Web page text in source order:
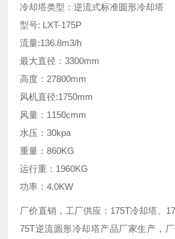
冷却塔类型：逆流式标准圆形冷却塔
型号: LXT-175P
流量:136.8m3/h
最大直径：3300mm
高度：27800mm
风机直径:1750mm
风量：1150cmm
水压：30kpa
重量：860KG
运行重：1960KG
功率：4.0KW
厂价直销，工厂供应：175T冷却塔、
75T逆流圆形冷却塔产品厂家生产，